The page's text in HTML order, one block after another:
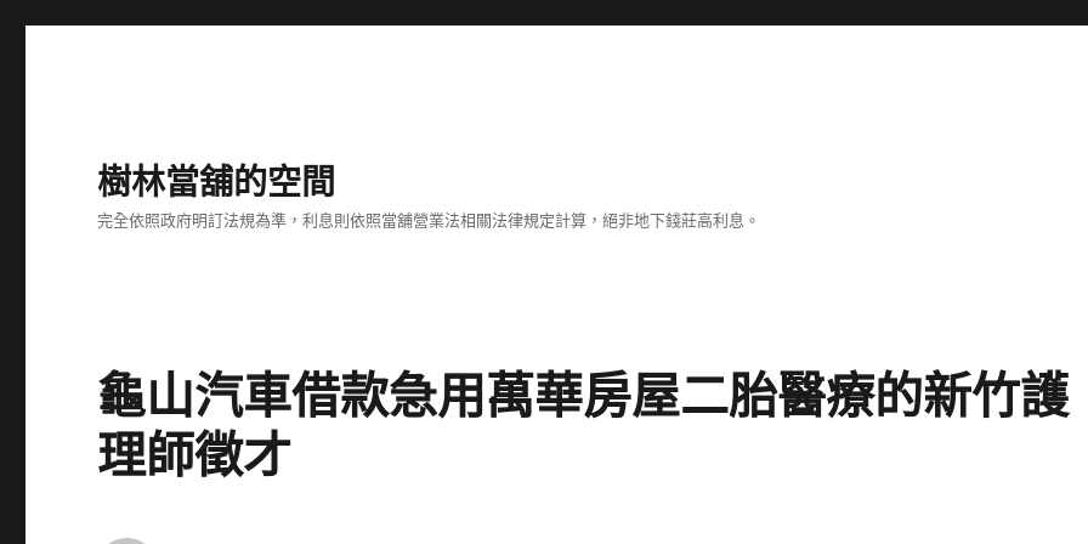
樹林當舖的空間
完全依照政府明訂法規為準，利息則依照當舖營業法相關法律規定計算，絕非地下錢莊高利息。
龜山汽車借款急用萬華房屋二胎醫療的新竹護
理師徵才